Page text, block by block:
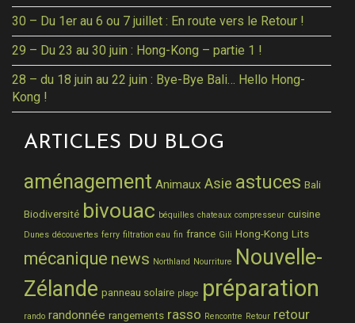
30 – Du 1er au 6 ou 7 juillet : En route vers le Retour !
29 – Du 23 au 30 juin : Hong-Kong – partie 1 !
28 – du 18 juin au 22 juin : Bye-Bye Bali… Hello Hong-
Kong !
ARTICLES DU BLOG
aménagement Animaux Asie astuces Bali
Biodiversité bivouac béquilles chateaux compresseur cuisine
Dunes découvertes ferry filtration eau fin france Gili Hong-Kong Lits
mécanique news Northland Nourriture Nouvelle-
Zélande panneau solaire plage préparation
rando randonnée rangements rasso Rencontre Retour retour